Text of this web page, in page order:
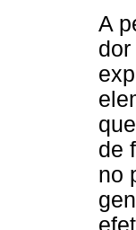
A
de
no